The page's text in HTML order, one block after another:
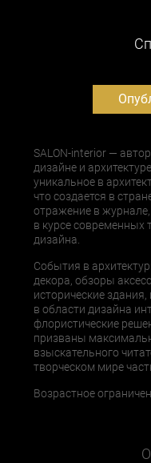
SALON-interior —
дизайне и
уникальное в
что создается в
отражение в
в курсе современных
дизайна.
События в
декора, обзоры
исторические
в области дизайна
флористические
призваны
взыскательного
творческом мире
Возрастное